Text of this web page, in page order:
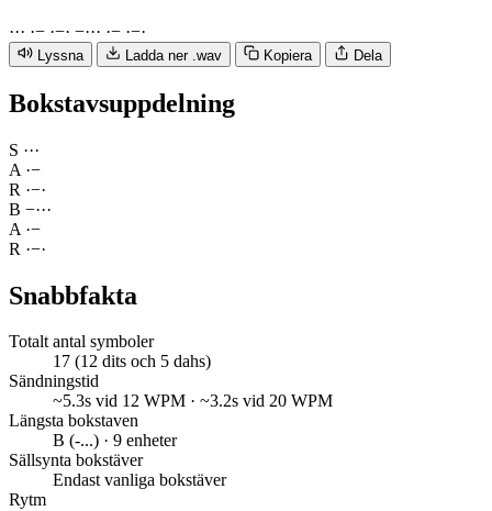
··· ·− ·−· −··· ·− ·−·
Lyssna Ladda ner .wav Kopiera Dela
Bokstavsuppdelning
S ···
A ·−
R ·−·
B −···
A ·−
R ·−·
Snabbfakta
Totalt antal symboler
17 (12 dits och 5 dahs)
Sändningstid
~5.3s vid 12 WPM · ~3.2s vid 20 WPM
Längsta bokstaven
B (-...) · 9 enheter
Sällsynta bokstäver
Endast vanliga bokstäver
Rytm